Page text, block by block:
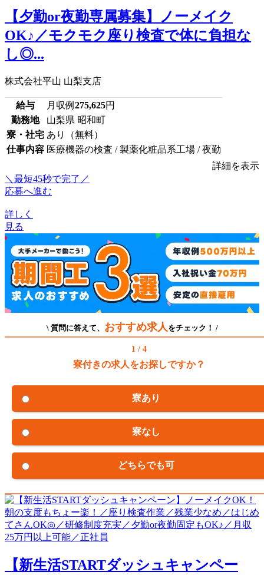
【夕勤or夜勤専属募集】ノーメイク
OK♪／モクモク座り検査で体に負担な
し◎...
株式会社平山 山梨支店
給与 月収例 275,625円
勤務地
山梨県 昭和町
寮・社宅 あり（無料）
仕事内容 医療機器の検査 / 製薬化粧品系工場 / 夜勤
詳細を表示
＼最短45秒で完了／
応募へ進む
詳しく
見る
\ 質問に答えて、 おすすめ求人 をチェック！ /
1 / 4
寮付きの求人をお探しですか？
寮あり
寮なし
どちらでも可
【新生活STARTダッシュキャンペー